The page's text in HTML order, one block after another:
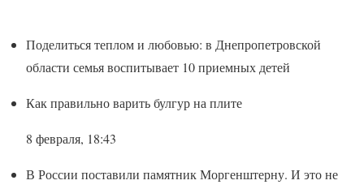
Поделиться теплом и любовью: в Днепропетровской
области семья воспитывает 10 приемных детей
Как правильно варить булгур на плите
8 февраля, 18:43
В России поставили памятник Моргенштерну. И это не